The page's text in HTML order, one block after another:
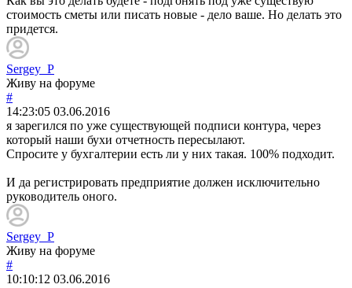
стоимость сметы или писать новые - дело ваше. Но делать это
придется.
Sergey_P
Живу на форуме
#
14:23:05 03.06.2016
я зарегился по уже существующей подписи контура, через
который наши бухи отчетность пересылают.
Спросите у бухгалтерии есть ли у них такая. 100% подходит.
И да регистрировать предприятие должен исключительно
руководитель оного.
Sergey_P
Живу на форуме
#
10:10:12 03.06.2016